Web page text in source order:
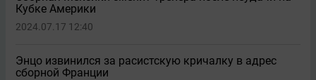
Кубке Америки
2024.07.17 12:40
Энцо извинился за расистскую кричалку в адрес
сборной Франции